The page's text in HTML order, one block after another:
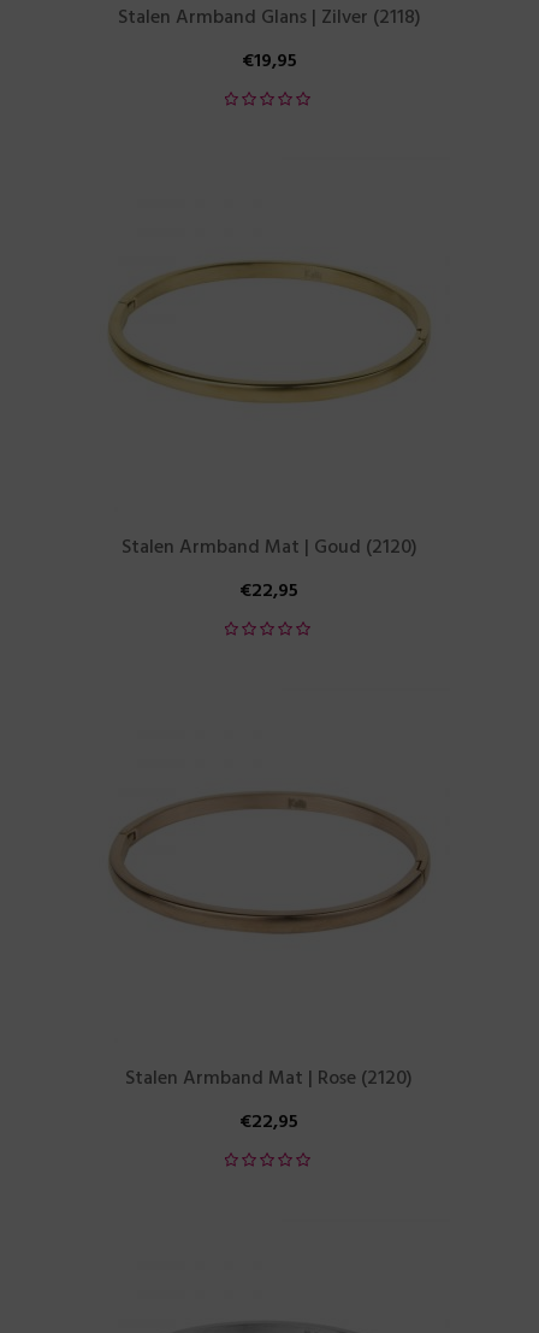
Stalen Armband Glans | Zilver (2118)
€19,95
Stalen Armband Mat | Goud (2120)
€22,95
Stalen Armband Mat | Rose (2120)
€22,95